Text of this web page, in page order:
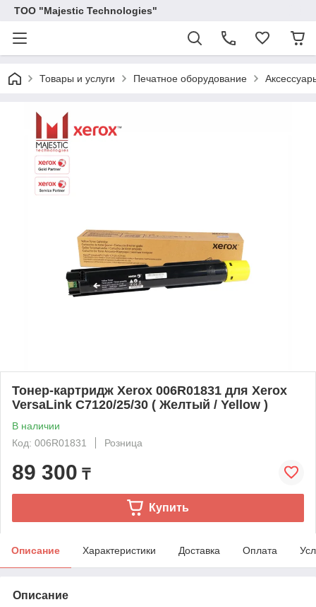
ТОО "Majestic Technologies"
Товары и услуги Печатное оборудование
Тонер-картридж Xerox 006R01831 для Xerox
VersaLink C7120/25/30 ( Желтый / Yellow )
В наличии
Код: 006R01831
Розница
89 300 ₸
Купить
Описание Характеристики Доставка Оплата
Описание